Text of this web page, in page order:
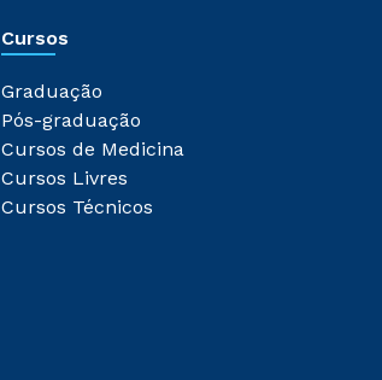
Cursos
Graduação
Pós-graduação
Cursos de Medicina
Cursos Livres
Cursos Técnicos